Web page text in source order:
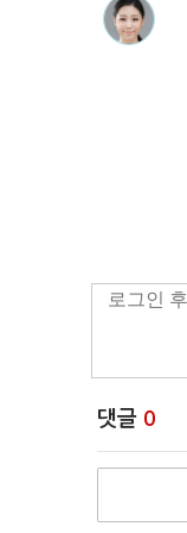
댓글 0